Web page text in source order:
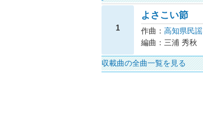
1
よさこい節
作曲： 高知県民謡
編曲：三浦 秀秋
収載曲の全曲一覧を見る